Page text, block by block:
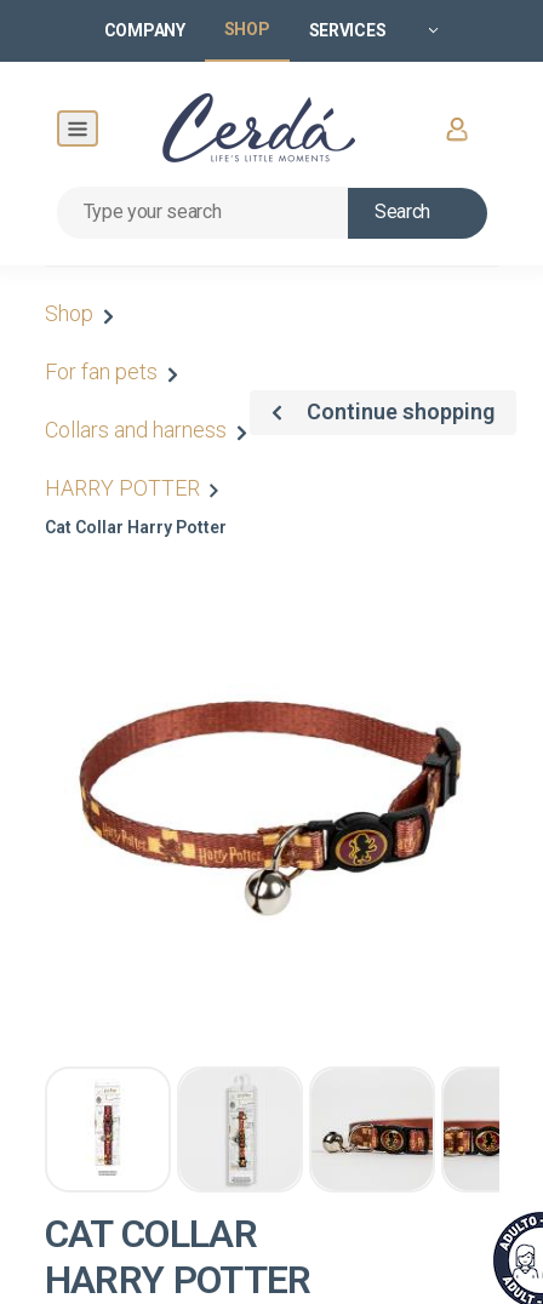
COMPANY SHOP SERVICES
Search
Shop
For fan pets
Collars and harness
HARRY POTTER
Cat Collar Harry Potter
Continue shopping
CAT COLLAR
HARRY POTTER